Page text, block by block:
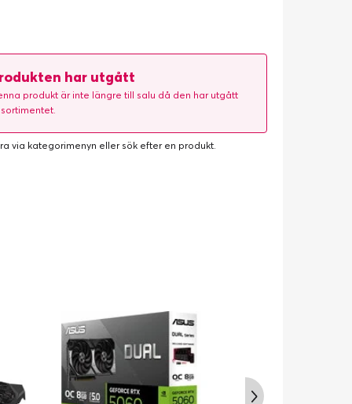
har utgått
produkt är inte längre till salu då den har utgått
via kategorimenyn eller sök efter en produkt.